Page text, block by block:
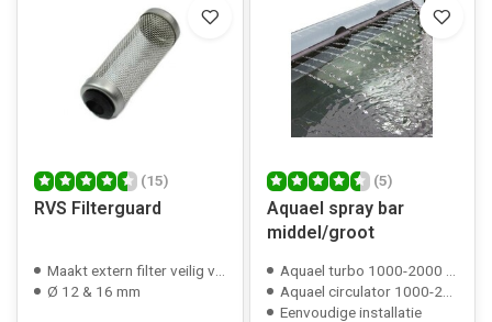
(15)
RVS Filterguard
Maakt extern filter veilig voor garnalen
Ø 12 & 16 mm
(5)
Aquael spray bar
middel/groot
Aquael turbo 1000-2000 compatible
Aquael circulator 1000-2000 compatible
Eenvoudige installatie